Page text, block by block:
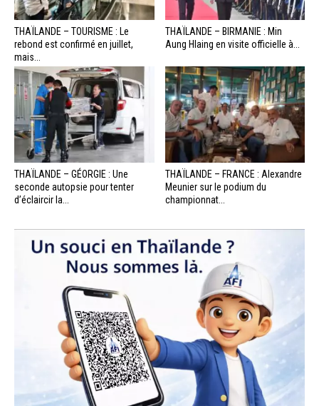
THAÏLANDE – TOURISME : Le
rebond est confirmé en juillet,
mais...
THAÏLANDE – BIRMANIE : Min
Aung Hlaing en visite officielle à...
THAÏLANDE – GÉORGIE : Une
seconde autopsie pour tenter
d’éclaircir la...
THAÏLANDE – FRANCE : Alexandre
Meunier sur le podium du
championnat...